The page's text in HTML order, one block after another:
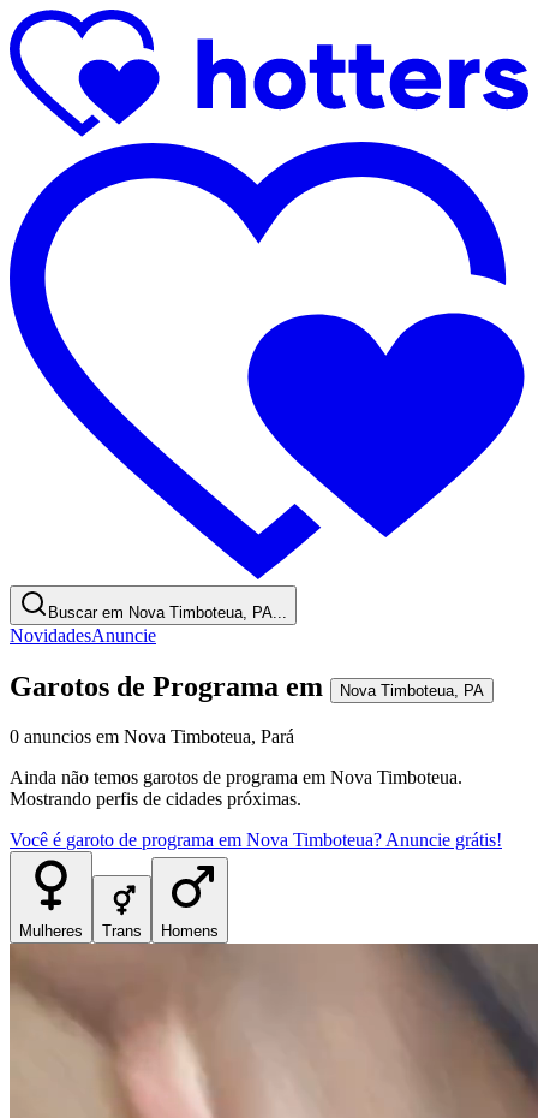
Buscar em Nova Timboteua, PA...
NovidadesAnuncie
Garotos de Programa em Nova Timboteua PA
0 anuncios em Nova Timboteua, Pará
Ainda não temos garotos de programa em Nova Timboteua.
Mostrando perfis de cidades próximas.
Você é garoto de programa em Nova Timboteua? Anuncie grátis!
Mulheres Trans Homens